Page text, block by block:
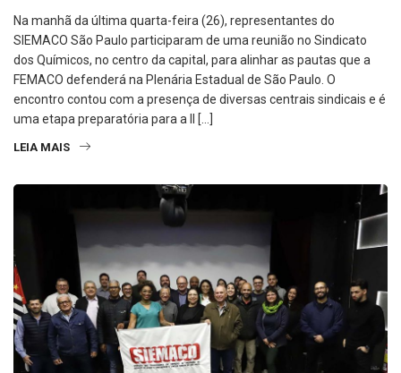
Na manhã da última quarta-feira (26), representantes do
SIEMACO São Paulo participaram de uma reunião no Sindicato
dos Químicos, no centro da capital, para alinhar as pautas que a
FEMACO defenderá na Plenária Estadual de São Paulo. O
encontro contou com a presença de diversas centrais sindicais e é
uma etapa preparatória para a II […]
LEIA MAIS